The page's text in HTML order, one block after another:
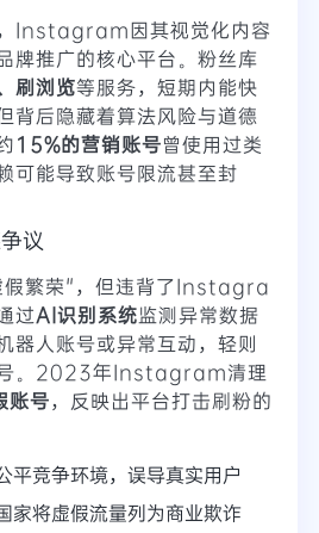
Instagram因其视觉化内容
牌推广的核心平台。粉丝库
刷浏览等服务，短期内能快
背后隐藏着算法风险与道德
15%的营销账号曾使用过类
可能导致账号限流甚至封
议
假繁荣"，但违背了Instagra
过AI识别系统监测异常数据
器人账号或异常互动，轻则
号。2023年Instagram清理
账号，反映出平台打击刷粉的
平竞争环境，误导真实用户
家将虚假流量列为商业欺诈